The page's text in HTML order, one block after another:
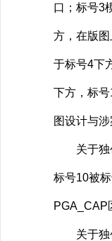
口；标号3
方，在版
于标号4下
下方，标
图设计与涉
关于独创
标号10被
PGA_CAP
关于独创